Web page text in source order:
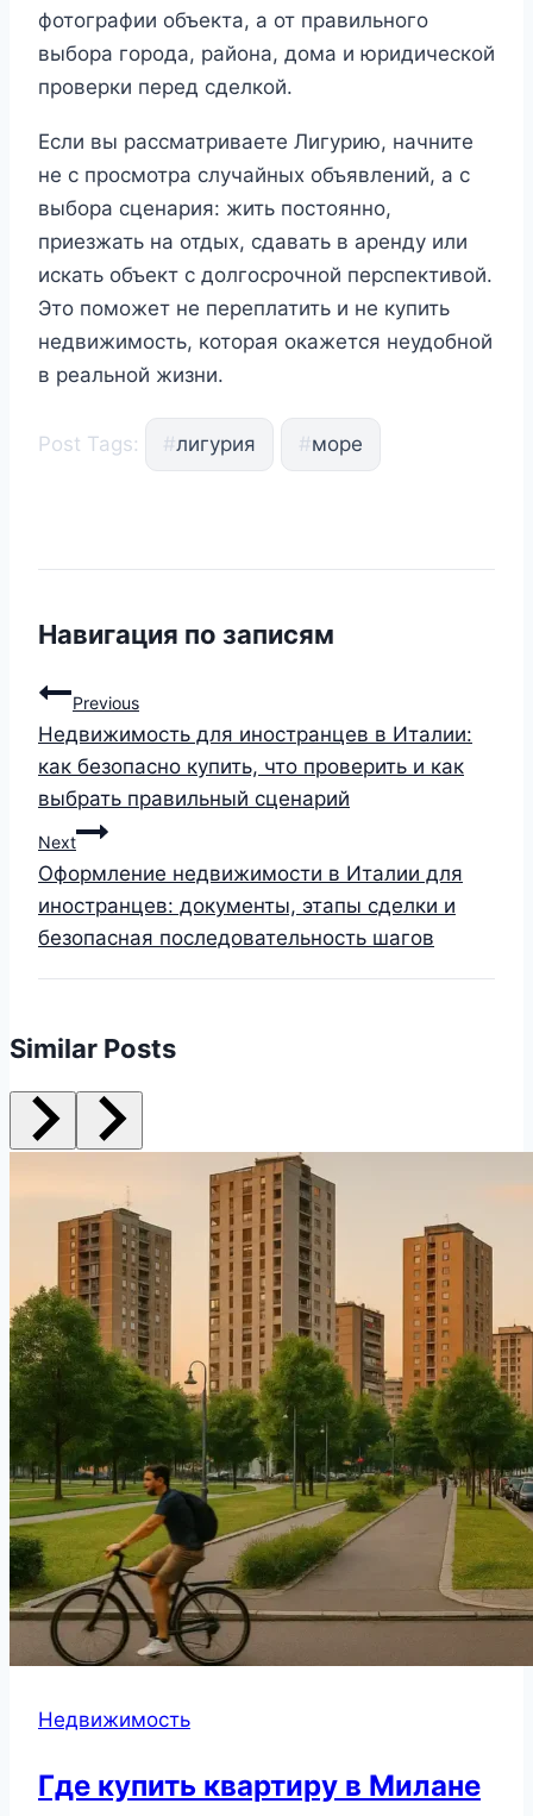
фотографии объекта, а от правильного
выбора города, района, дома и юридической
проверки перед сделкой.
Если вы рассматриваете Лигурию, начните
не с просмотра случайных объявлений, а с
выбора сценария: жить постоянно,
приезжать на отдых, сдавать в аренду или
искать объект с долгосрочной перспективой.
Это поможет не переплатить и не купить
недвижимость, которая окажется неудобной
в реальной жизни.
Post Tags: #лигурия #море
Навигация по записям
Previous
Недвижимость для иностранцев в Италии:
как безопасно купить, что проверить и как
выбрать правильный сценарий
Next
Оформление недвижимости в Италии для
иностранцев: документы, этапы сделки и
безопасная последовательность шагов
Similar Posts
Недвижимость
Где купить квартиру в Милане